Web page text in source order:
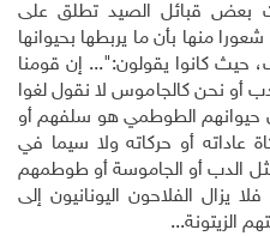
بعض قبائل الصيد تطلق على
منها بأن ما يربطها بحيوانها
حيث كانوا يقولون:"... إن قومنا
أو نحن كالجاموس لا نقول لغوا
حيوانهم الطوطمي هو سلفهم أو
عاداته أو حركاته ولا سيما في
الدب أو الجاموسة أو طوطمهم
يزال الفلاحون اليونانيون إلى
الزيتونة...